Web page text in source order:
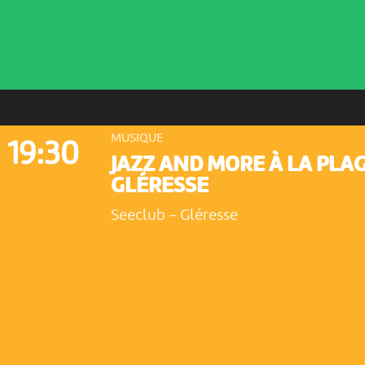
19:30 MUSIQUE
JAZZ AND MORE À LA
GLÉRESSE
Seeclub - Gléresse